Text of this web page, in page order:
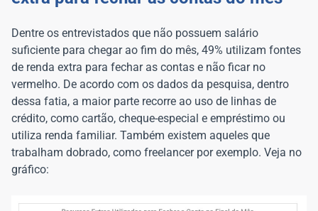
Dentre os entrevistados que não possuem salário
suficiente para chegar ao fim do mês, 49% utilizam fontes
de renda extra para fechar as contas e não ficar no
vermelho. De acordo com os dados da pesquisa, dentro
dessa fatia, a maior parte recorre ao uso de linhas de
crédito, como cartão, cheque-especial e empréstimo ou
utiliza renda familiar. Também existem aqueles que
trabalham dobrado, como freelancer por exemplo. Veja no
gráfico: